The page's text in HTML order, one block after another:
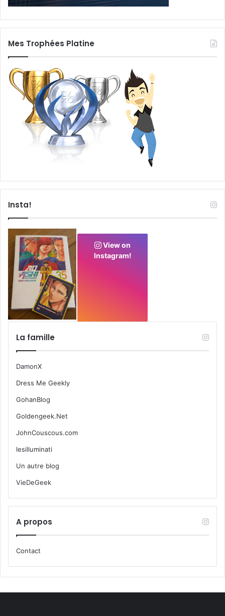
Mes Trophées Platine
Insta!
View on
Instagram!
La famille
DamonX
Dress Me Geekly
GohanBlog
Goldengeek.Net
JohnCouscous.com
lesilluminati
Un autre blog
VieDeGeek
A propos
Contact